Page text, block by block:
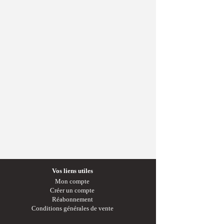
Vos liens utiles
Mon compte
Créer un compte
Réabonnement
Conditions générales de vente